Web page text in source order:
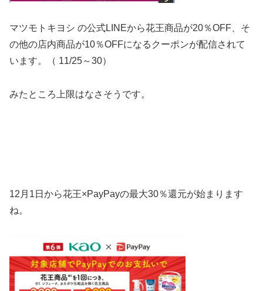
マツモトキヨシ の公式LINEから花王商品が20％OFF、そ
の他の店内商品が10％OFFになるクーポンが配信されて
います。（ 11/25～30）
みたところ上限はなさそうです。
12月1日から花王×PayPayの最大30％還元が始まります
ね。